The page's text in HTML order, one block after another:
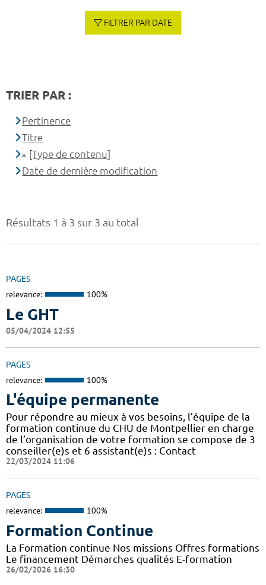
Résultats 1 à 3 sur 3 au total
PAGES
relevance: 100%
Le GHT
05/04/2024 12:55
PAGES
relevance: 100%
L'équipe permanente
Pour répondre au mieux à vos besoins, l’équipe de la
formation continue du CHU de Montpellier en charge
de l’organisation de votre formation se compose de 3
conseiller(e)s et 6 assistant(e)s : Contact
22/03/2024 11:06
PAGES
relevance: 100%
Formation Continue
La Formation continue Nos missions Offres formations
Le financement Démarches qualités E-formation
26/02/2026 16:30
FILTRER PAR DATE
TRIER PAR :
Pertinence
Titre
[Type de contenu]
Date de dernière modification